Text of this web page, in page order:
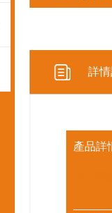
詳
產品詳